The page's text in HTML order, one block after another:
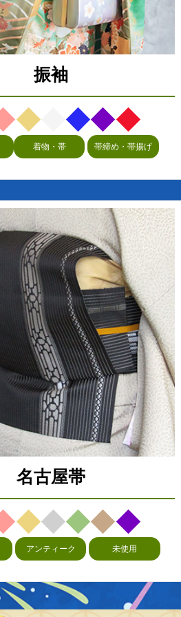
振袖
着物・帯 帯締め・帯揚げ
名古屋帯
アンティーク 未使用